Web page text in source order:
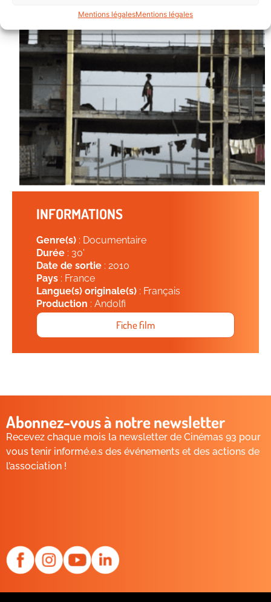
Mentions légalesMentions légales
INFORMATIONS
Genre(s) : Documentaire
Durée : 30'
Date de sortie : 2010
Pays : France
Langue(s) originale(s) : Français
Production : Andolfi
Fiche film
Abonnez-vous à notre newsletter
Recevez chaque mois la newsletter de Cinémas 93 pour
vous tenir informé.e.s des événements et des actions de
l’association !